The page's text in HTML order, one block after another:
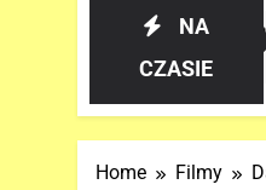
NA
CZASIE
Manie w historii! | Recenzja
Home Filmy